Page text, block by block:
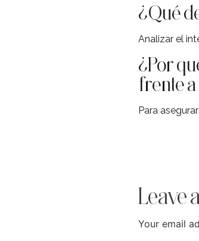
¿Qué
Analizar el
¿Por
frente
Para
Leave
Your email